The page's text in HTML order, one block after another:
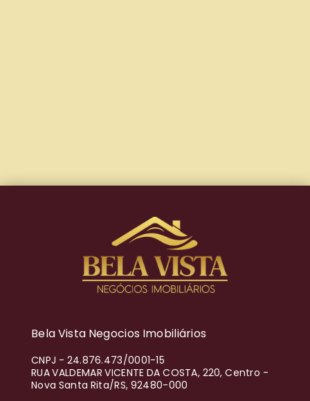
Bela Vista Negocios Imobiliários
CNPJ - 24.876.473/0001-15
RUA VALDEMAR VICENTE DA COSTA, 220, Centro -
Nova Santa Rita/RS, 92480-000